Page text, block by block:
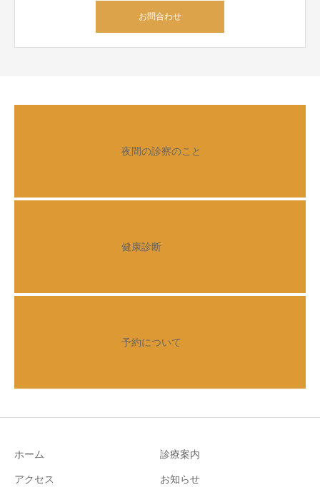
お問合わせ
夜間の診察のこと
健康診断
予約について
ホーム 診療案内
アクセス お知らせ